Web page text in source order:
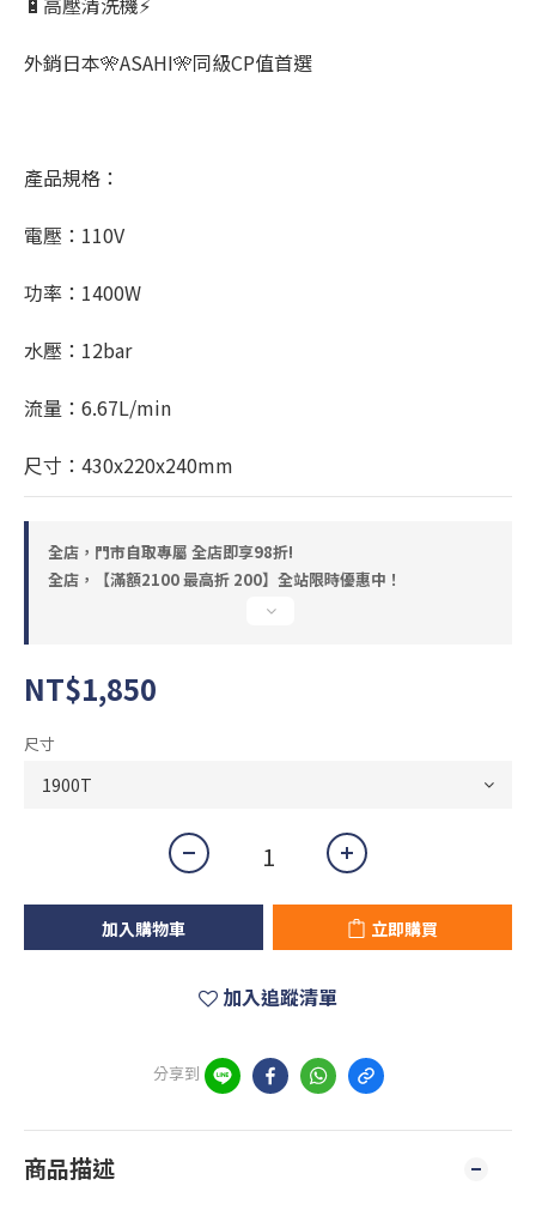
外銷日本🎌ASAHI🎌同級CP值首選
產品規格：
電壓：110V
功率：1400W
水壓：12bar
流量：6.67L/min
尺寸：430x220x240mm
全店，門市自取專屬 全店即享98折!
全店，【滿額2100 最高折 200】全站限時優惠中！
NT$1,850
尺寸
加入購物車 立即購買
加入追蹤清單
分享到
商品描述